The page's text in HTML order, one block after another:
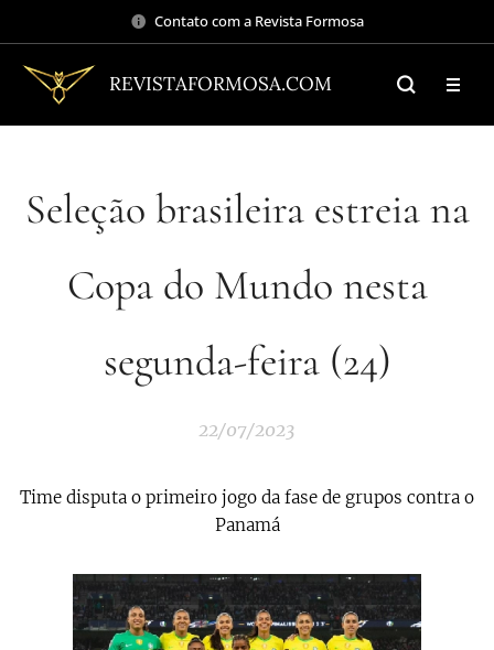
Contato com a Revista Formosa
REVISTAFORMOSA.COM
Seleção brasileira estreia na
Copa do Mundo nesta
segunda-feira (24)
22/07/2023
Time disputa o primeiro jogo da fase de grupos contra o
Panamá